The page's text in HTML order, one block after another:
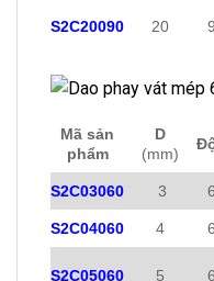
S2C20090 20
Mã sản
phẩm
D
(mm)
S2C03060 3
S2C04060 4
S2C05060 5